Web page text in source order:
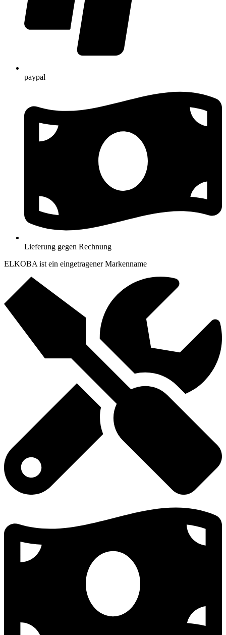
paypal
Lieferung gegen Rechnung
ELKOBA ist ein eingetragener Markenname